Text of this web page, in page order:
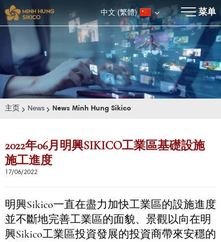
中文 (繁體) 菜单
×
E-BROCHURE
主页 News News Minh Hung Sikico
2022年06月明興SIKICO工業區基礎設施
施工進度
17/06/2022
明興Sikico一直在盡力加快工業區的設施進度
並不斷地完善工業區的面貌、景觀以向在明
興Sikico工業區投資發展的投資商帶來安穩的